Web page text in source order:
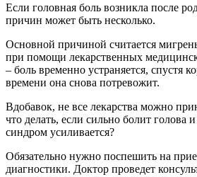
Если головная боль возникла после
причин может быть несколько.
Основной причиной считается
при помощи лекарственных
– боль временно устраняется, спустя
времени она снова потревожит.
Вдобавок, не все лекарства можно
что делать, если сильно болит голова
синдром усиливается?
Обязательно нужно поспешить на
диагностики. Доктор проведет